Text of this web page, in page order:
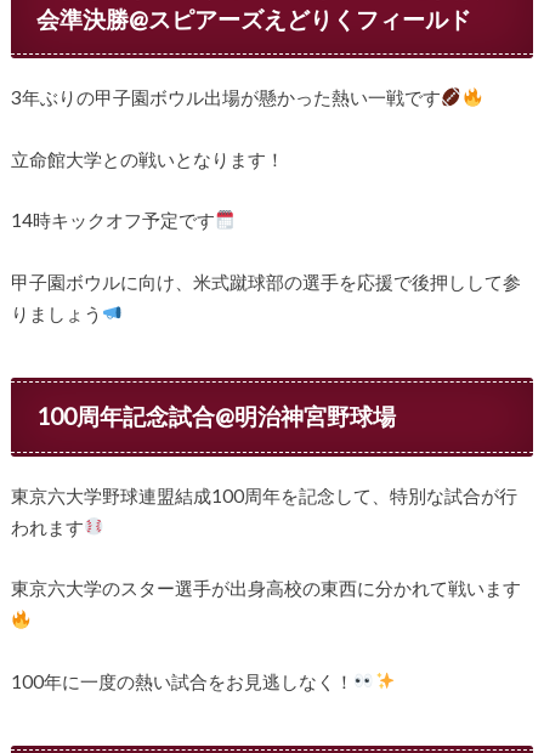
会準決勝@スピアーズえどりくフィールド
3年ぶりの甲子園ボウル出場が懸かった熱い一戦です
立命館大学との戦いとなります！
14時キックオフ予定です
甲子園ボウルに向け、米式蹴球部の選手を応援で後押しして参
りましょう
100周年記念試合@明治神宮野球場
東京六大学野球連盟結成100周年を記念して、特別な試合が行
われます
東京六大学のスター選手が出身高校の東西に分かれて戦います
100年に一度の熱い試合をお見逃しなく！